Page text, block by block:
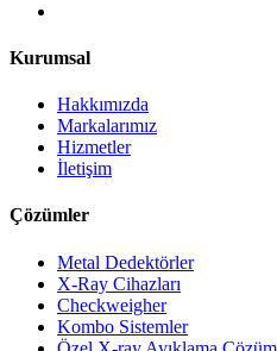
Kurumsal
Hakkımızda
Markalarımız
Hizmetler
İletişim
Çözümler
Metal Dedektörler
X-Ray Cihazları
Checkweigher
Kombo Sistemler